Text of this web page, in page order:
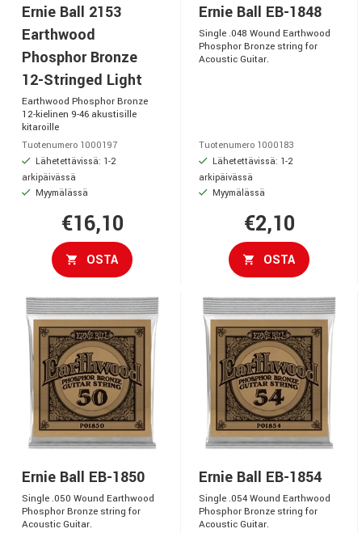
Ernie Ball 2153
Earthwood
Phosphor Bronze
12-Stringed Light
Earthwood Phosphor Bronze
12-kielinen 9-46 akustisille
kitaroille
Tuotenumero 1000197
Lähetettävissä: 1-2
arkipäivässä
Myymälässä
€16,10
OSTA
Ernie Ball EB-1848
Single .048 Wound Earthwood
Phosphor Bronze string for
Acoustic Guitar.
Tuotenumero 1000183
Lähetettävissä: 1-2
arkipäivässä
Myymälässä
€2,10
OSTA
Ernie Ball EB-1850
Single .050 Wound Earthwood
Phosphor Bronze string for
Acoustic Guitar.
Ernie Ball EB-1854
Single .054 Wound Earthwood
Phosphor Bronze string for
Acoustic Guitar.